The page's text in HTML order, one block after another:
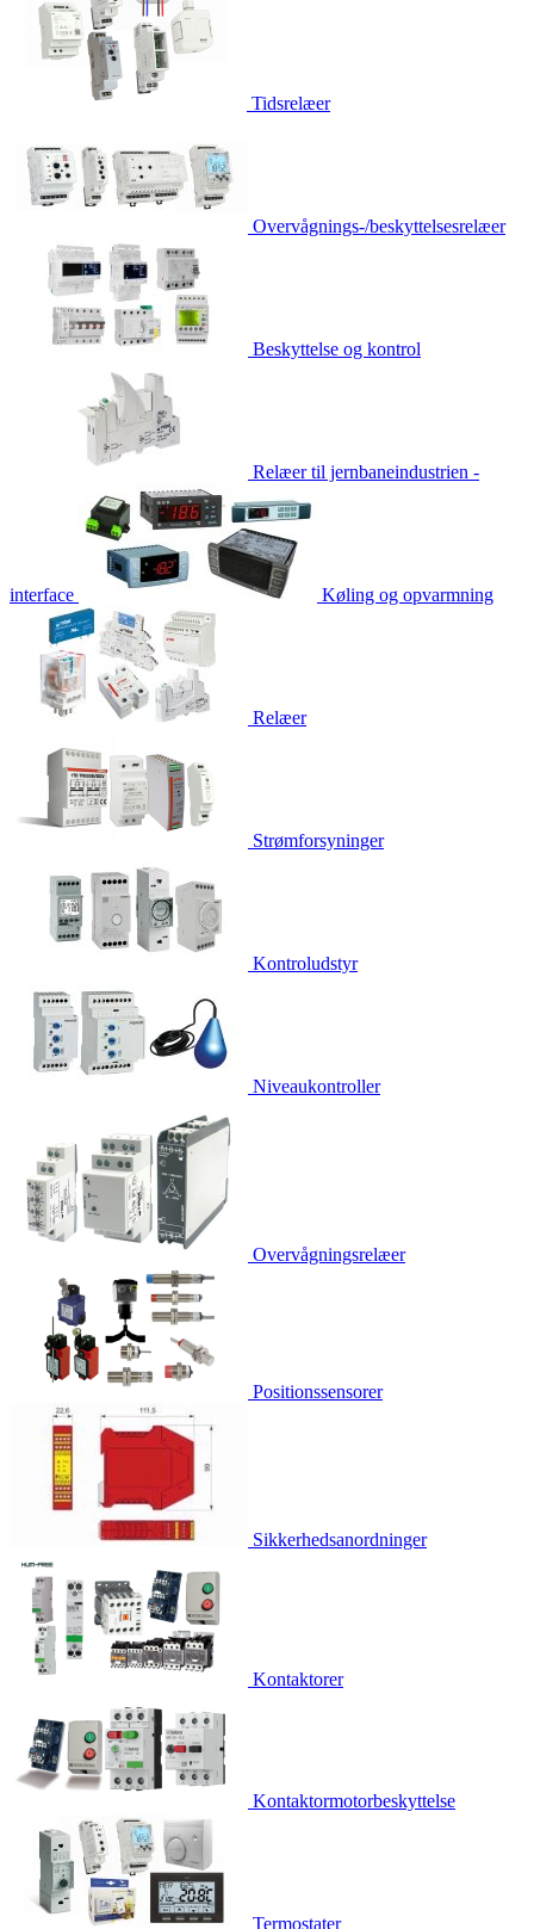
Tidsrelæer
Overvågnings-/beskyttelsesrelæer
Beskyttelse og kontrol
Relæer til jernbaneindustrien -
interface Køling og opvarmning
Relæer
Strømforsyninger
Kontroludstyr
Niveaukontroller
Overvågningsrelæer
Positionssensorer
Sikkerhedsanordninger
Kontaktorer
Kontaktormotorbeskyttelse
Termostater